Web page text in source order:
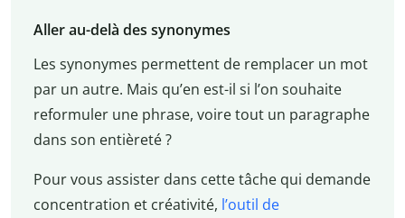
Aller au-delà des synonymes
Les synonymes permettent de remplacer un mot
par un autre. Mais qu’en est-il si l’on souhaite
reformuler une phrase, voire tout un paragraphe
dans son entièreté ?
Pour vous assister dans cette tâche qui demande
concentration et créativité, l’outil de